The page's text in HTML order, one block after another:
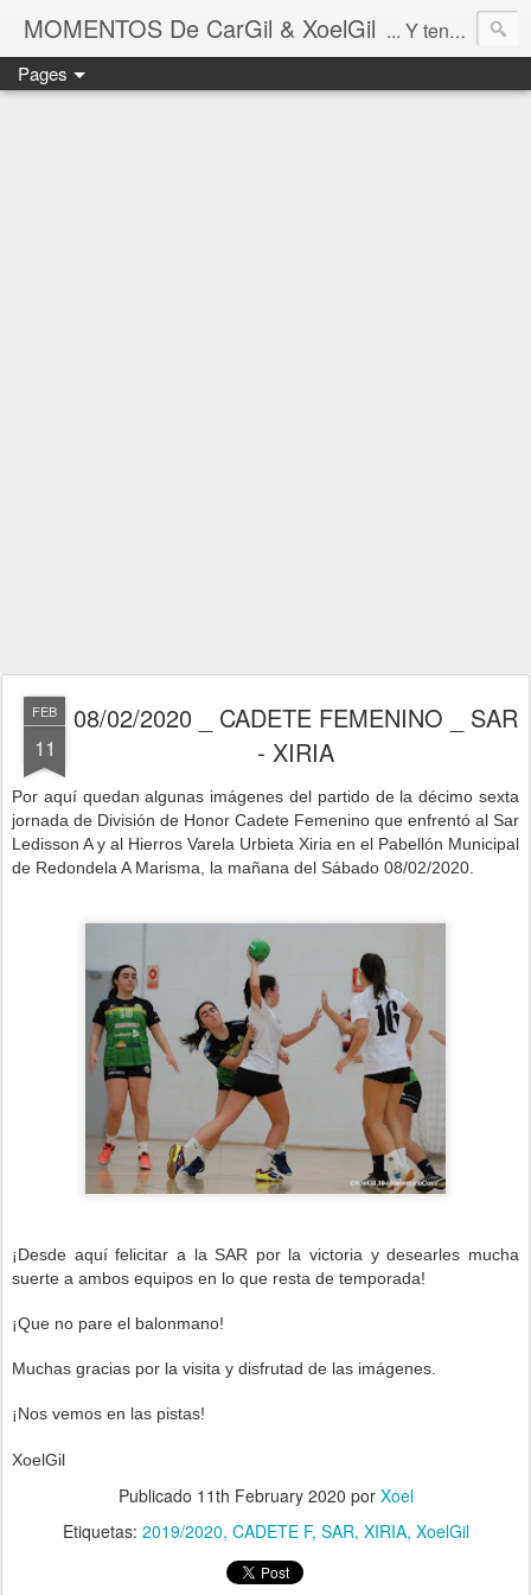
MOMENTOS De CarGil & XoelGil ... Y tengan cuidado ahí fuera, por favor.
Pages
FEB
11
08/02/2020 _ CADETE FEMENINO _ SAR
- XIRIA
Por aquí quedan algunas imágenes del partido de la décimo sexta
jornada de División de Honor Cadete Femenino que enfrentó al Sar
Ledisson A y al Hierros Varela Urbieta Xiria en el Pabellón Municipal
de Redondela A Marisma, la mañana del Sábado 08/02/2020.
¡Desde aquí felicitar a la SAR por la victoria y desearles mucha
suerte a ambos equipos en lo que resta de temporada!
¡Que no pare el balonmano!
Muchas gracias por la visita y disfrutad de las imágenes.
¡Nos vemos en las pistas!
XoelGil
Publicado 11th February 2020 por Xoel
Etiquetas: 2019/2020 CADETE F SAR XIRIA XoelGil